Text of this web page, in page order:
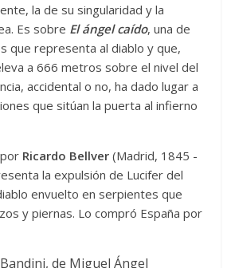
la de su singularidad y la
Es sobre El ángel caído, una de
que representa al diablo y que,
a 666 metros sobre el nivel del
accidental o no, ha dado lugar a
que sitúan la puerta al infierno
Ricardo Bellver (Madrid, 1845 -
la expulsión de Lucifer del
envuelto en serpientes que
y piernas. Lo compró España por
de Miguel Ángel